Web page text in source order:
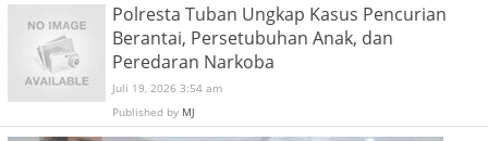
Polresta Tuban Ungkap Kasus Pencurian
Berantai, Persetubuhan Anak, dan
Peredaran Narkoba
Juli 19, 2026 3:54 am
Published by MJ